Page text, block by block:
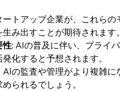
トアップ企業が、これら
み出すことが期待されます。
性: AIの普及に伴い、プライ
化すると予想されます。
の監査や管理がより複雑
られるでしょう。